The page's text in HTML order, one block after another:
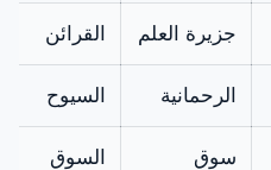
جزيرة العلم القرائن
الرحمانية السيوح
سوق
السوق